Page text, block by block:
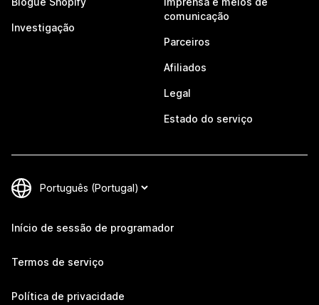
Investigação
comunicação
Parceiros
Afiliados
Legal
Estado do serviço
Início de sessão de programador
Termos de serviço
Política de privacidade